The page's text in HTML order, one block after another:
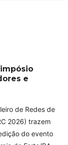
e
de Redes de
2026) trazem
do evento